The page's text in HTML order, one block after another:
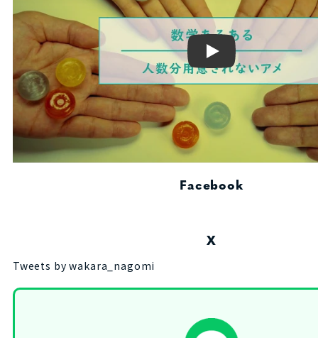
Play
Facebook
X
Tweets by wakara_nagomi